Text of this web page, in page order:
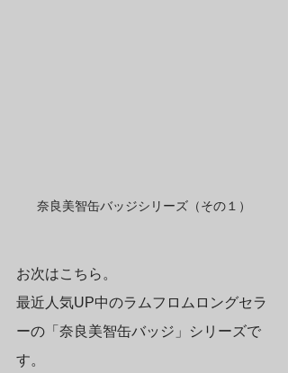
奈良美智缶バッジシリーズ（その１）
お次はこちら。
最近人気UP中のラムフロムロングセラ
ーの「奈良美智缶バッジ」シリーズで
す。